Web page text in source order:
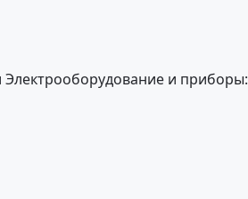
и приборы: